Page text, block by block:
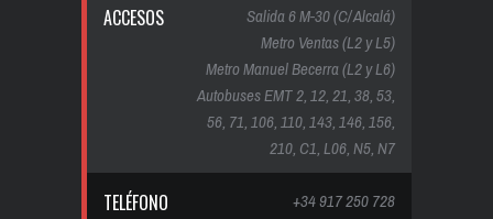
ACCESOS
Salida 6 M-30 (C/ Alcalá)
Metro Ventas (L2 y L5)
Metro Manuel Becerra (L2 y L6)
Autobuses EMT 2, 12, 21, 38, 53,
56, 71, 106, 110, 143, 146, 156,
210, C1, L06, N5, N7
TELÉFONO
+34 917 250 728